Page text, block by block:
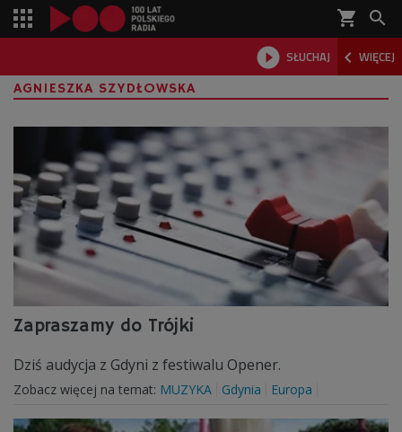
shopping_cart 
 SŁUCHAJ  WIĘCEJ

AGNIESZKA SZYDŁOWSKA
Zapraszamy do Trójki
Dziś audycja z Gdyni z festiwalu Opener.
Zobacz więcej na temat: MUZYKA Gdynia Europa